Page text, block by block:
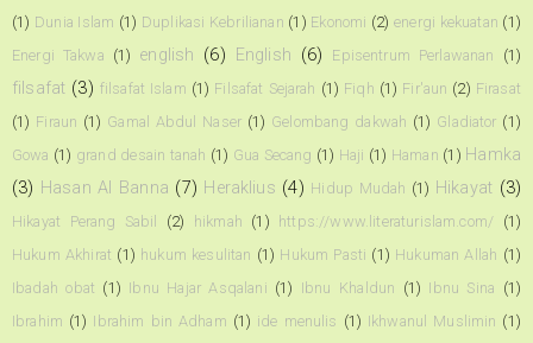
(1) Dunia Islam (1) Duplikasi Kebrilianan (1) Ekonomi (2) energi kekuatan (1)
Energi Takwa (1) english (6) English (6) Episentrum Perlawanan (1)
filsafat (3) filsafat Islam (1) Filsafat Sejarah (1) Fiqh (1) Fir'aun (2) Firasat
(1) Firaun (1) Gamal Abdul Naser (1) Gelombang dakwah (1) Gladiator (1)
Gowa (1) grand desain tanah (1) Gua Secang (1) Haji (1) Haman (1) Hamka
(3) Hasan Al Banna (7) Heraklius (4) Hidup Mudah (1) Hikayat (3)
Hikayat Perang Sabil (2) hikmah (1) https://www.literaturislam.com/ (1)
Hukum Akhirat (1) hukum kesulitan (1) Hukum Pasti (1) Hukuman Allah (1)
Ibadah obat (1) Ibnu Hajar Asqalani (1) Ibnu Khaldun (1) Ibnu Sina (1)
Ibrahim (1) Ibrahim bin Adham (1) ide menulis (1) Ikhwanul Muslimin (1)